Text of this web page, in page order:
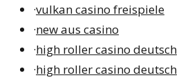
·vulkan casino freispiele
·new aus casino
·high roller casino deutsch
·high roller casino deutsch